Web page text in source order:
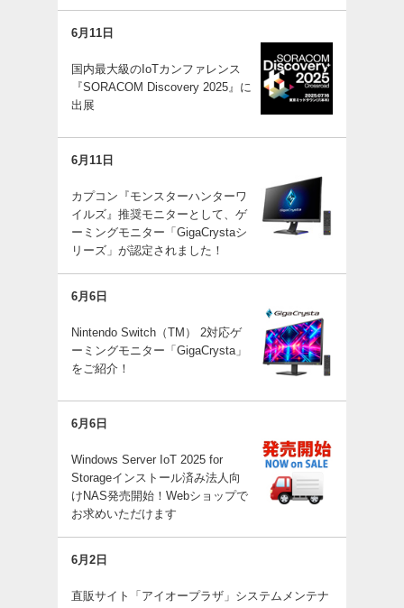
6月11日
国内最大級のIoTカンファレンス
『SORACOM Discovery 2025』に
出展
6月11日
カプコン『モンスターハンターワ
イルズ』推奨モニターとして、ゲ
ーミングモニター「GigaCrystaシ
リーズ」が認定されました！
6月6日
Nintendo Switch（TM） 2対応ゲ
ーミングモニター「GigaCrysta」
をご紹介！
6月6日
Windows Server IoT 2025 for
Storageインストール済み法人向
けNAS発売開始！Webショップで
お求めいただけます
6月2日
直販サイト「アイオープラザ」システムメンテナ